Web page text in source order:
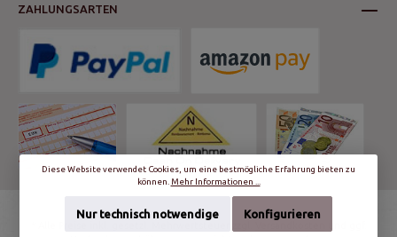
ZAHLUNGSARTEN
Diese Website verwendet Cookies, um eine bestmögliche Erfahrung bieten zu
können. Mehr Informationen ...
Nur technisch notwendige Konfigurieren